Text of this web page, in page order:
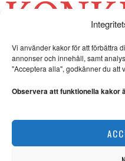
Vi använder kakor för att förbättra
annonser och innehåll, samt
"Acceptera alla", godkänner du att
Observera att funktionella kakor